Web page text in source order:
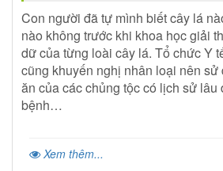
Con người đã tự mình biết cây lá
nào không trước khi khoa học giải
dữ của từng loài cây lá. Tổ chức Y
cũng khuyến nghị nhân loại nên
ăn của các chủng tộc có lịch sử
bệnh…
Xem thêm...